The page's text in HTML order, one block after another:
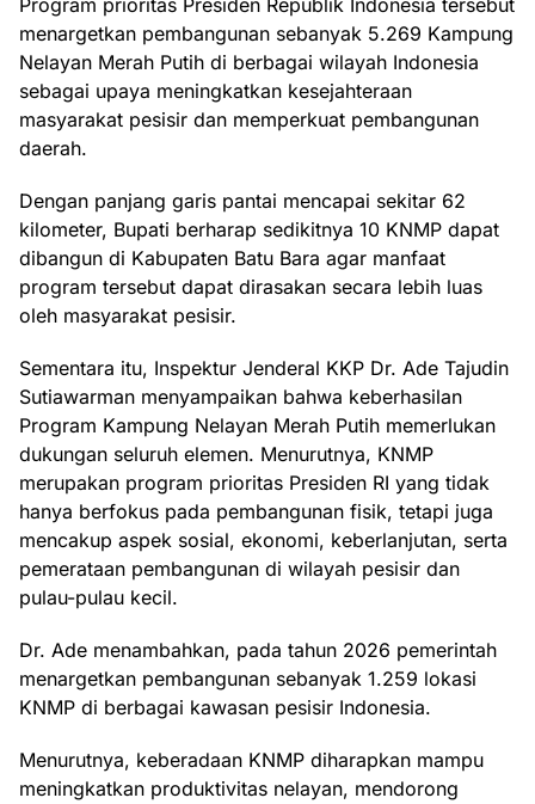
Program prioritas Presiden Republik Indonesia tersebut
menargetkan pembangunan sebanyak 5.269 Kampung
Nelayan Merah Putih di berbagai wilayah Indonesia
sebagai upaya meningkatkan kesejahteraan
masyarakat pesisir dan memperkuat pembangunan
daerah.
Dengan panjang garis pantai mencapai sekitar 62
kilometer, Bupati berharap sedikitnya 10 KNMP dapat
dibangun di Kabupaten Batu Bara agar manfaat
program tersebut dapat dirasakan secara lebih luas
oleh masyarakat pesisir.
Sementara itu, Inspektur Jenderal KKP Dr. Ade Tajudin
Sutiawarman menyampaikan bahwa keberhasilan
Program Kampung Nelayan Merah Putih memerlukan
dukungan seluruh elemen. Menurutnya, KNMP
merupakan program prioritas Presiden RI yang tidak
hanya berfokus pada pembangunan fisik, tetapi juga
mencakup aspek sosial, ekonomi, keberlanjutan, serta
pemerataan pembangunan di wilayah pesisir dan
pulau-pulau kecil.
Dr. Ade menambahkan, pada tahun 2026 pemerintah
menargetkan pembangunan sebanyak 1.259 lokasi
KNMP di berbagai kawasan pesisir Indonesia.
Menurutnya, keberadaan KNMP diharapkan mampu
meningkatkan produktivitas nelayan, mendorong